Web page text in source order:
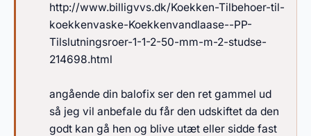
http://www.billigvvs.dk/Koekken-Tilbehoer-til-
koekkenvaske-Koekkenvandlaase--PP-
Tilslutningsroer-1-1-2-50-mm-m-2-studse-
214698.html
angående din balofix ser den ret gammel ud
så jeg vil anbefale du får den udskiftet da den
godt kan gå hen og blive utæt eller sidde fast